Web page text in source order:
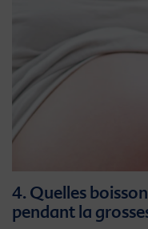
4. Quelles
pendant la